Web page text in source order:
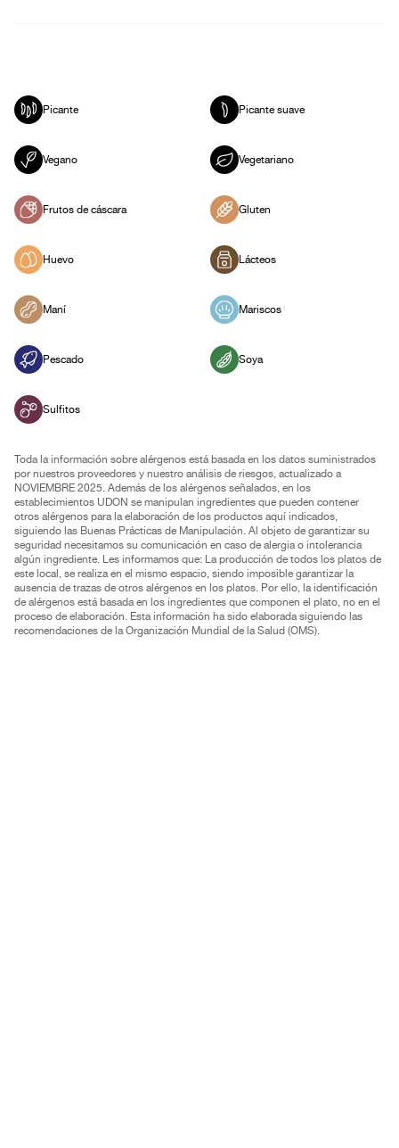
Picante Picante suave
Vegano Vegetariano
Frutos de cáscara Gluten
Huevo Lácteos
Maní Mariscos
Pescado Soya
Sulfitos
Toda la información sobre alérgenos está basada en los datos suministrados
por nuestros proveedores y nuestro análisis de riesgos, actualizado a
NOVIEMBRE 2025. Además de los alérgenos señalados, en los
establecimientos UDON se manipulan ingredientes que pueden contener
otros alérgenos para la elaboración de los productos aquí indicados,
siguiendo las Buenas Prácticas de Manipulación. Al objeto de garantizar su
seguridad necesitamos su comunicación en caso de alergia o intolerancia
algún ingrediente. Les informamos que: La producción de todos los platos de
este local, se realiza en el mismo espacio, siendo imposible garantizar la
ausencia de trazas de otros alérgenos en los platos. Por ello, la identificación
de alérgenos está basada en los ingredientes que componen el plato, no en el
proceso de elaboración. Esta información ha sido elaborada siguiendo las
recomendaciones de la Organización Mundial de la Salud (OMS).